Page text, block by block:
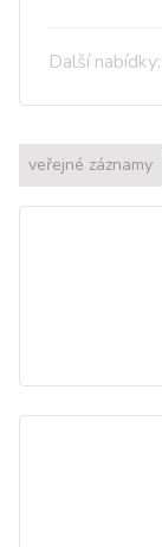
Další nabídky:
veřejné záznamy